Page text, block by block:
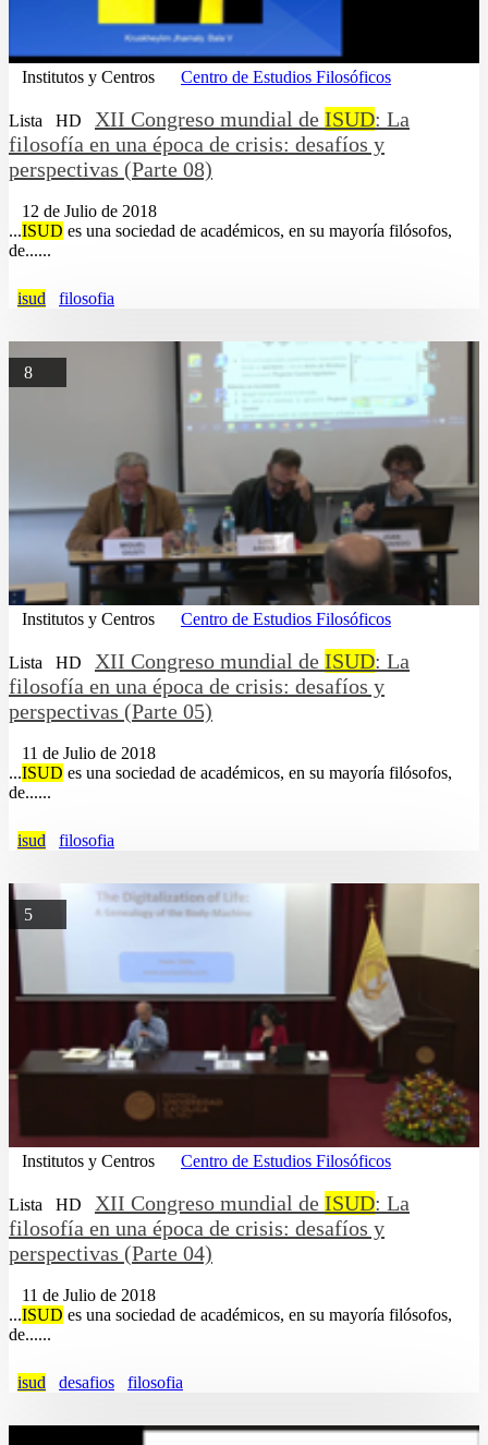
Institutos y Centros Centro de Estudios Filosóficos
Lista HD XII Congreso mundial de ISUD: La
filosofía en una época de crisis: desafíos y
perspectivas (Parte 08)
12 de Julio de 2018
...ISUD es una sociedad de académicos, en su mayoría filósofos,
de......
isud filosofia
8
Institutos y Centros Centro de Estudios Filosóficos
Lista HD XII Congreso mundial de ISUD: La
filosofía en una época de crisis: desafíos y
perspectivas (Parte 05)
11 de Julio de 2018
...ISUD es una sociedad de académicos, en su mayoría filósofos,
de......
isud filosofia
5
Institutos y Centros Centro de Estudios Filosóficos
Lista HD XII Congreso mundial de ISUD: La
filosofía en una época de crisis: desafíos y
perspectivas (Parte 04)
11 de Julio de 2018
...ISUD es una sociedad de académicos, en su mayoría filósofos,
de......
isud desafios filosofia